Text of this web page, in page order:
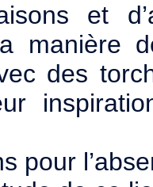
et
manière
des
pour